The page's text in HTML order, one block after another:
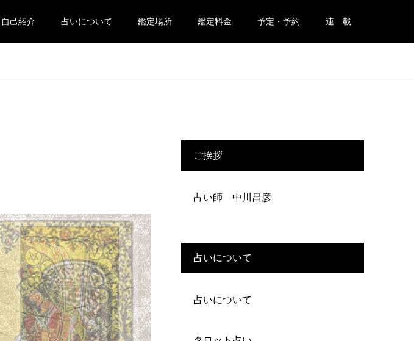
自己紹介 占いについて 鑑定場所 鑑定料金 予定・予約 連 載
ご挨拶
占い師 中川昌彦
占いについて
占いについて